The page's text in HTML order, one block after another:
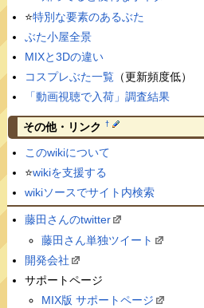
⭐️特別な要素のあるぶた
ぶた小屋全景
MIXと3Dの違い
コスプレぶた一覧（更新頻度低）
「動画視聴で入荷」調査結果
その他・リンク †
このwikiについて
⭐️wikiを支援する
wikiソースでサイト内検索
藤田さんのtwitter
藤田さん単独ツイート
開発会社
サポートページ
MIX版 サポートページ